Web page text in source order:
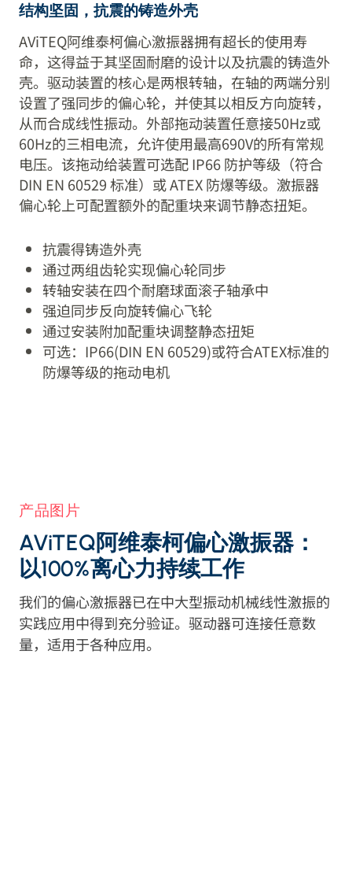
结构坚固，抗震的铸造外壳
AViTEQ阿维泰柯偏心激振器拥有超长的使用寿
命，这得益于其坚固耐磨的设计以及抗震的铸造外
壳。驱动装置的核心是两根转轴，在轴的两端分别
设置了强同步的偏心轮，并使其以相反方向旋转，
从而合成线性振动。外部拖动装置任意接50Hz或
60Hz的三相电流，允许使用最高690V的所有常规
电压。该拖动给装置可选配 IP66 防护等级（符合
DIN EN 60529 标准）或 ATEX 防爆等级。激振器
偏心轮上可配置额外的配重块来调节静态扭矩。
抗震得铸造外壳
通过两组齿轮实现偏心轮同步
转轴安装在四个耐磨球面滚子轴承中
强迫同步反向旋转偏心飞轮
通过安装附加配重块调整静态扭矩
可选：IP66(DIN EN 60529)或符合ATEX标准的
防爆等级的拖动电机
产品图片
AViTEQ阿维泰柯偏心激振器：
以100%离心力持续工作
我们的偏心激振器已在中大型振动机械线性激振的
实践应用中得到充分验证。驱动器可连接任意数
量，适用于各种应用。